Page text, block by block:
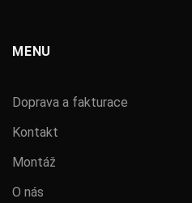
MENU
Doprava a fakturace
Kontakt
Montáž
O nás